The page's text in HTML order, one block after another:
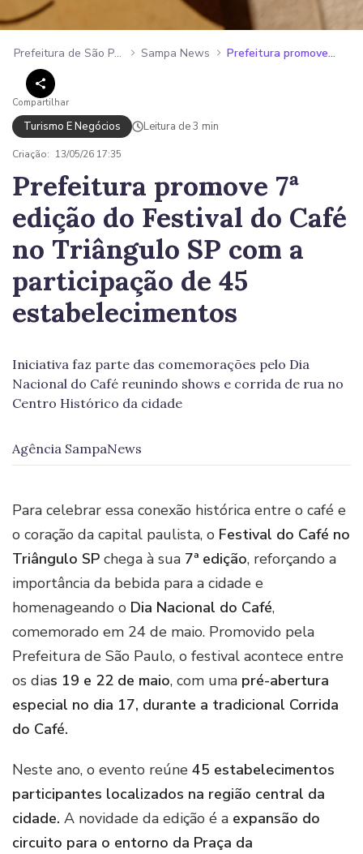
Prefeitura de São Paulo Sampa News Prefeitura promove 7ª edição do Festival do Café no Triângulo SP com a participação de 45 estabelecimentos
Compartilhar
Turismo E Negócios Leitura de 3 min
Criação: 13/05/26 17:35
Prefeitura promove 7ª
edição do Festival do Café
no Triângulo SP com a
participação de 45
estabelecimentos
Iniciativa faz parte das comemorações pelo Dia
Nacional do Café reunindo shows e corrida de rua no
Centro Histórico da cidade
Agência SampaNews
Para celebrar essa conexão histórica entre o café e
o coração da capital paulista, o Festival do Café no
Triângulo SP chega à sua 7ª edição, reforçando a
importância da bebida para a cidade e
homenageando o Dia Nacional do Café,
comemorado em 24 de maio. Promovido pela
Prefeitura de São Paulo, o festival acontece entre
os dias 19 e 22 de maio, com uma pré-abertura
especial no dia 17, durante a tradicional Corrida
do Café.
Neste ano, o evento reúne 45 estabelecimentos
participantes localizados na região central da
cidade. A novidade da edição é a expansão do
circuito para o entorno da Praça da